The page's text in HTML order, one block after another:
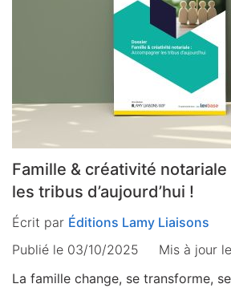
Famille & créativité
les tribus d’aujourd’hui !
Écrit par Éditions Lamy Liaisons
Publié le 03/10/2025
Mis à jour le
La famille change, se transforme,